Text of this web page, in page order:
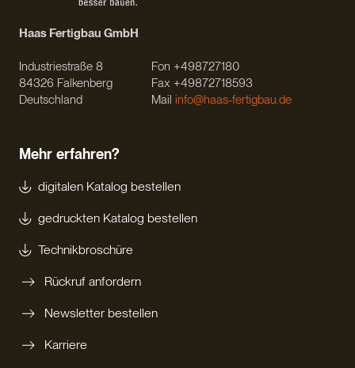
Haas Fertigbau GmbH
Industriestraße 8
84326 Falkenberg
Deutschland
Fon +498727180
Fax +49872718593
Mail info@haas-fertigbau.de
Mehr erfahren?
digitalen Katalog bestellen
gedruckten Katalog bestellen
Technikbroschüre
Rückruf anfordern
Newsletter bestellen
Karriere